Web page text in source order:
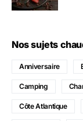
Nos sujets
Anniversaire
Camping
Côte Atlantique